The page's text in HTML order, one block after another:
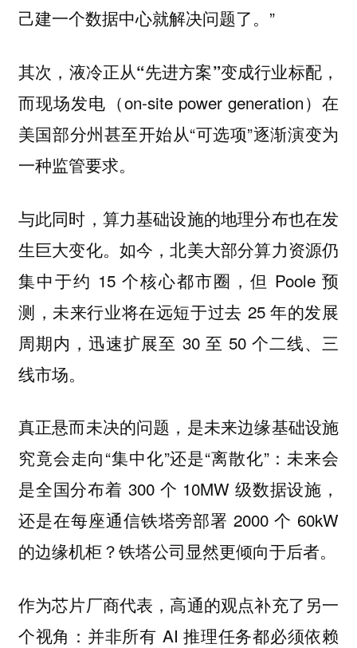
己建一个数据中心就解决问题了。”
其次，液冷正从“先进方案”变成行业标配，
而现场发电（on-site power generation）在
美国部分州甚至开始从“可选项”逐渐演变为
一种监管要求。
与此同时，算力基础设施的地理分布也在发
生巨大变化。如今，北美大部分算力资源仍
集中于约 15 个核心都市圈，但 Poole 预
测，未来行业将在远短于过去 25 年的发展
周期内，迅速扩展至 30 至 50 个二线、三
线市场。
真正悬而未决的问题，是未来边缘基础设施
究竟会走向“集中化”还是“离散化”：未来会
是全国分布着 300 个 10MW 级数据设施，
还是在每座通信铁塔旁部署 2000 个 60kW
的边缘机柜？铁塔公司显然更倾向于后者。
作为芯片厂商代表，高通的观点补充了另一
个视角：并非所有 AI 推理任务都必须依赖